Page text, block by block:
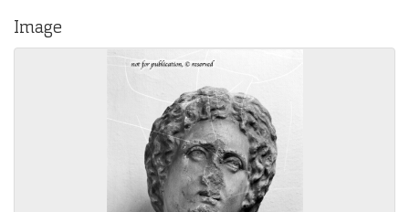
Image